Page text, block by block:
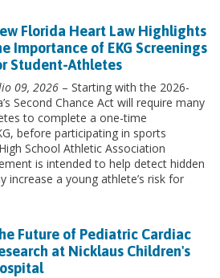
Florida Heart Law Highlights
Importance of EKG Screenings
Student-Athletes
09, 2026 – Starting with the 2026-
Second Chance Act will require many
to complete a one-time
before participating in sports
School Athletic Association
is intended to help detect hidden
increase a young athlete’s risk for
Future of Pediatric Cardiac
at Nicklaus Children's